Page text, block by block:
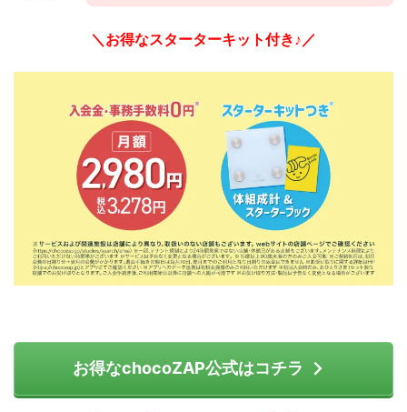
＼お得なスターターキット付き♪／
お得なchocoZAP公式はコチラ